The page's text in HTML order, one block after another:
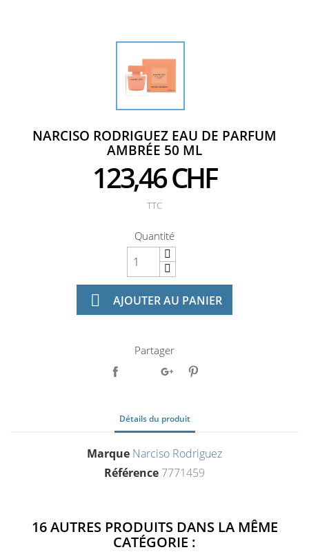
NARCISO RODRIGUEZ EAU DE PARFUM
AMBRÉE 50 ML
123,46 CHF
TTC
Quantité
 AJOUTER AU PANIER
Partager
Détails du produit
Marque Narciso Rodriguez
Référence 7771459
16 AUTRES PRODUITS DANS LA MÊME
CATÉGORIE :